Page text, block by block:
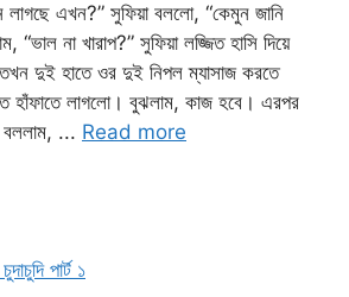
লাগছে এখন?” সুফিয়া বললো, “কেমুন জানি
“ভাল না খারাপ?” সুফিয়া লজ্জিত হাসি দিয়ে
দুই হাতে ওর দুই নিপল ম্যাসাজ করতে
হাঁফাতে লাগলো। বুঝলাম, কাজ হবে। এরপর
বললাম, ... Read more
পার্ট ১